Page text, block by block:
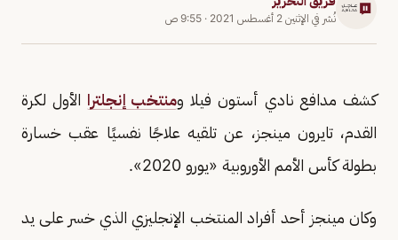
نُشر في الإثنين 2 أغسطس 2021 · 9:55 ص
كشف مدافع نادي أستون فيلا ومنتخب إنجلترا الأول لكرة
القدم، تايرون مينجز، عن تلقيه علاجًا نفسيًا عقب خسارة
بطولة كأس الأمم الأوروبية «يورو 2020».
وكان مينجز أحد أفراد المنتخب الإنجليزي الذي خسر على يد